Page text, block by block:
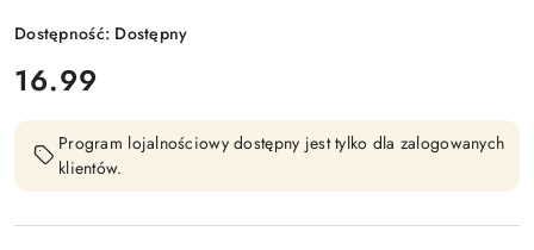
Dostępność: Dostępny
cena:
16.99
Program lojalnościowy dostępny jest tylko dla zalogowanych
klientów.